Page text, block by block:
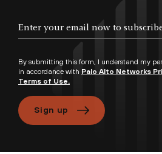
By submitting this form, I understand my
in accordance with Palo Alto Networks
Terms of Use.
Sign up